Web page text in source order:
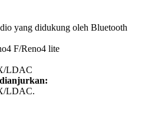
yang didukung oleh Bluetooth
F/Reno4 lite
LDAC
LDAC.